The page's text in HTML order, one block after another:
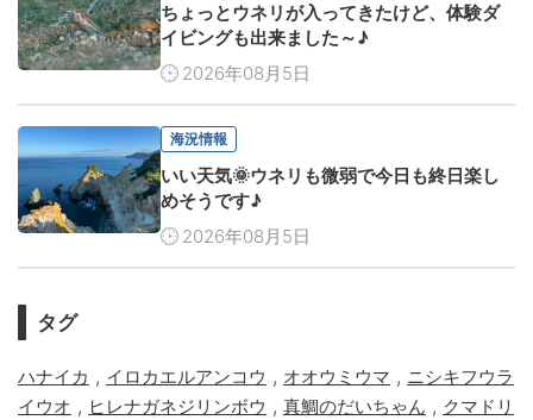
ちょっとウネリが入ってきたけど、体験ダ
イビングも出来ました～♪
2026年08月5日
海況情報
いい天気🌞ウネリも微弱で今日も終日楽し
めそうです♪
2026年08月5日
タグ
ハナイカ , イロカエルアンコウ , オオウミウマ , ニシキフウラ
イウオ , ヒレナガネジリンボウ , 真鯛のだいちゃん , クマドリ